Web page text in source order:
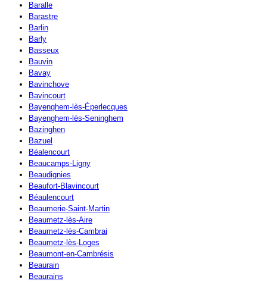
Baralle
Barastre
Barlin
Barly
Basseux
Bauvin
Bavay
Bavinchove
Bavincourt
Bayenghem-lès-Éperlecques
Bayenghem-lès-Seninghem
Bazinghen
Bazuel
Béalencourt
Beaucamps-Ligny
Beaudignies
Beaufort-Blavincourt
Béaulencourt
Beaumerie-Saint-Martin
Beaumetz-lès-Aire
Beaumetz-lès-Cambrai
Beaumetz-lès-Loges
Beaumont-en-Cambrésis
Beaurain
Beaurains